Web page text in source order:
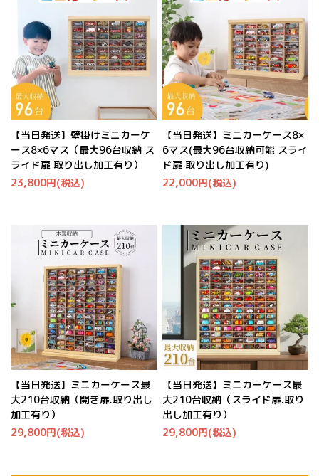
【当日発送】壁掛けミニカーケ
ース8×6マス（最大96台収納 ス
ライド扉 取り出し加工有り）
23,800円(税込)
【当日発送】ミニカーケース8×
6マス(最大96台収納可能 スライ
ド扉 取り出し加工有り)
22,000円(税込)
【当日発送】ミニカーケース最
大210台収納（開き扉.取り出し
加工有り）
29,800円(税込)
【当日発送】ミニカーケース最
大210台収納（スライド扉.取り
出し加工有り）
29,800円(税込)